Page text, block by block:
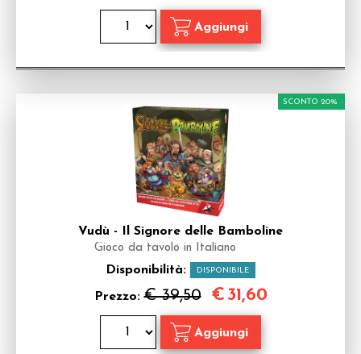
Vudù - Il Signore delle Bamboline
Gioco da tavolo in Italiano
Disponibilità: DISPONIBILE
Prezzo:€ 39,50
SCONTO 20%
€ 31,60